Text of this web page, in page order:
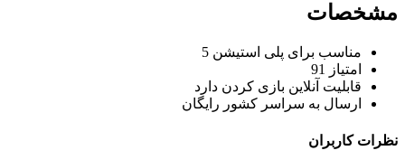
مشخصات
مناسب برای پلی استیشن 5
امتیاز
91
قابلیت آنلاین بازی کردن دارد
ارسال به سراسر کشور رایگان
نظراتکاربران